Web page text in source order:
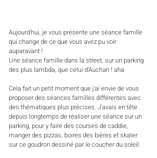
Aujourd'hui, je vous présente une séance famille
qui change de ce que vous avez pu voir
auparavant !
Une séance famille dans la street, sur un parking
des plus lambda, que celui d'Auchan ! aha
Cela fait un petit moment que j'ai envie de vous
proposer des séances familles différentes avec
des thématiques plus précises. J'avais en tête
depuis longtemps de réaliser une séance sur un
parking, pour y faire des courses de caddie,
manger des pizzas, boires des bières et skater
sur ce goudron dessiné par le coucher du soleil.